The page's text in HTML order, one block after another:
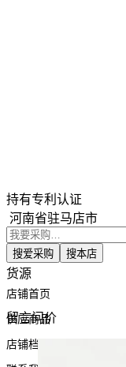
持有专利认证
河南省驻马店市
搜爱采购 搜本店
货源
店铺首页
供应商品
店铺档案
留言问价